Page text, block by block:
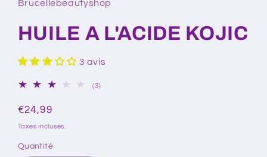
Brucellebeautyshop
HUILE A L'ACIDE KOJIC
3 avis
(3)3
Prix
habituel
€24,99
Taxes incluses.
Quantité